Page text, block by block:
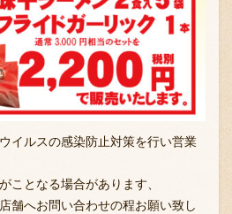
イルスの感染防止対策を行い営業
ことなる場合があります、
舗へお問い合わせの程お願い致し